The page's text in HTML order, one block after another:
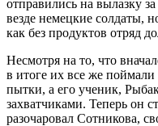
отправились на вылазку
везде немецкие солдаты,
как без продуктов отряд
Несмотря на то, что
в итоге их все же
пытки, а его ученик,
захватчиками. Теперь он
разочаровал Сотникова,